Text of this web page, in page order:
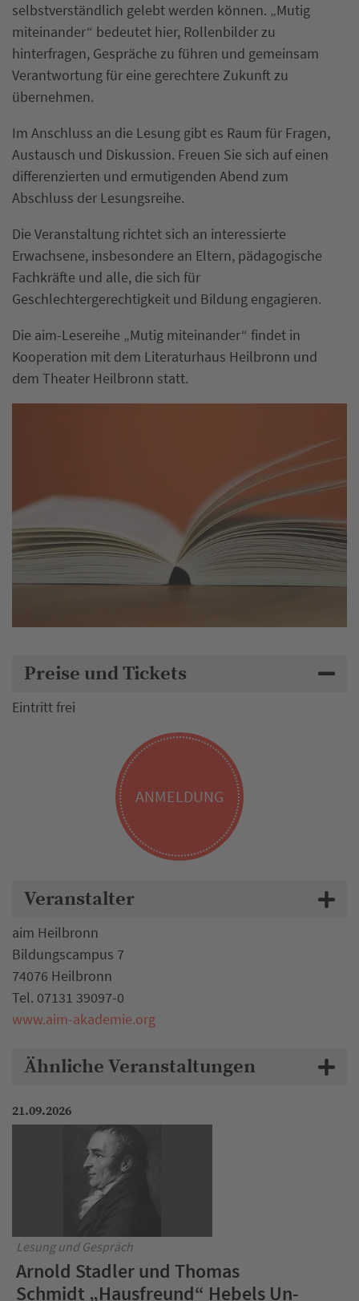
selbstverständlich gelebt werden können. „Mutig
miteinander“ bedeutet hier, Rollenbilder zu
hinterfragen, Gespräche zu führen und gemeinsam
Verantwortung für eine gerechtere Zukunft zu
übernehmen.
Im Anschluss an die Lesung gibt es Raum für Fragen,
Austausch und Diskussion. Freuen Sie sich auf einen
differenzierten und ermutigenden Abend zum
Abschluss der Lesungsreihe.
Die Veranstaltung richtet sich an interessierte
Erwachsene, insbesondere an Eltern, pädagogische
Fachkräfte und alle, die sich für
Geschlechtergerechtigkeit und Bildung engagieren.
Die aim-Lesereihe „Mutig miteinander“ findet in
Kooperation mit dem Literaturhaus Heilbronn und
dem Theater Heilbronn statt.
Preise und Tickets
Eintritt frei
ANMELDUNG
Veranstalter
aim Heilbronn
Bildungscampus 7
74076 Heilbronn
Tel. 07131 39097-0
www.aim-akademie.org
Ähnliche Veranstaltungen
21.09.2026
Lesung und Gespräch
Arnold Stadler und Thomas
Schmidt „Hausfreund“ Hebels Un-